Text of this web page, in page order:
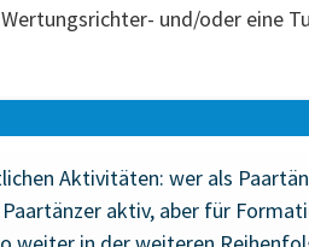
und/oder eine
Aktivitäten: wer als
aktiv, aber für